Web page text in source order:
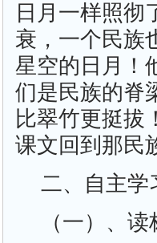
日月一样照彻
衰，一个民族
星空的日月！
们是民族的脊
比翠竹更挺拔
课文回到那民
二、自主学
（一）、读